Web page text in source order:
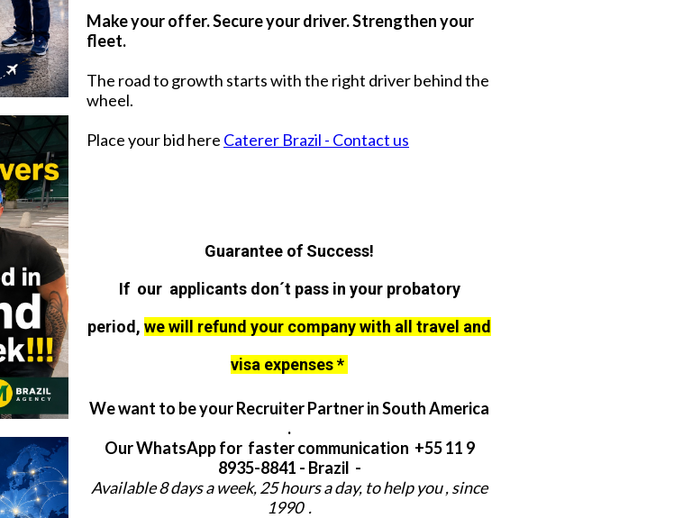
Make your offer. Secure your driver. Strengthen your
fleet.
The road to growth starts with the right driver behind the
wheel.
Place your bid here Caterer Brazil - Contact us
Guarantee of Success!
If our applicants don´t pass in your probatory
period, we will refund your company with all travel and
visa expenses *
We want to be your Recruiter Partner in South America
.
Our WhatsApp for faster communication +55 11 9
8935-8841 - Brazil -
Available 8 days a week, 25 hours a day, to help you , since
1990 .